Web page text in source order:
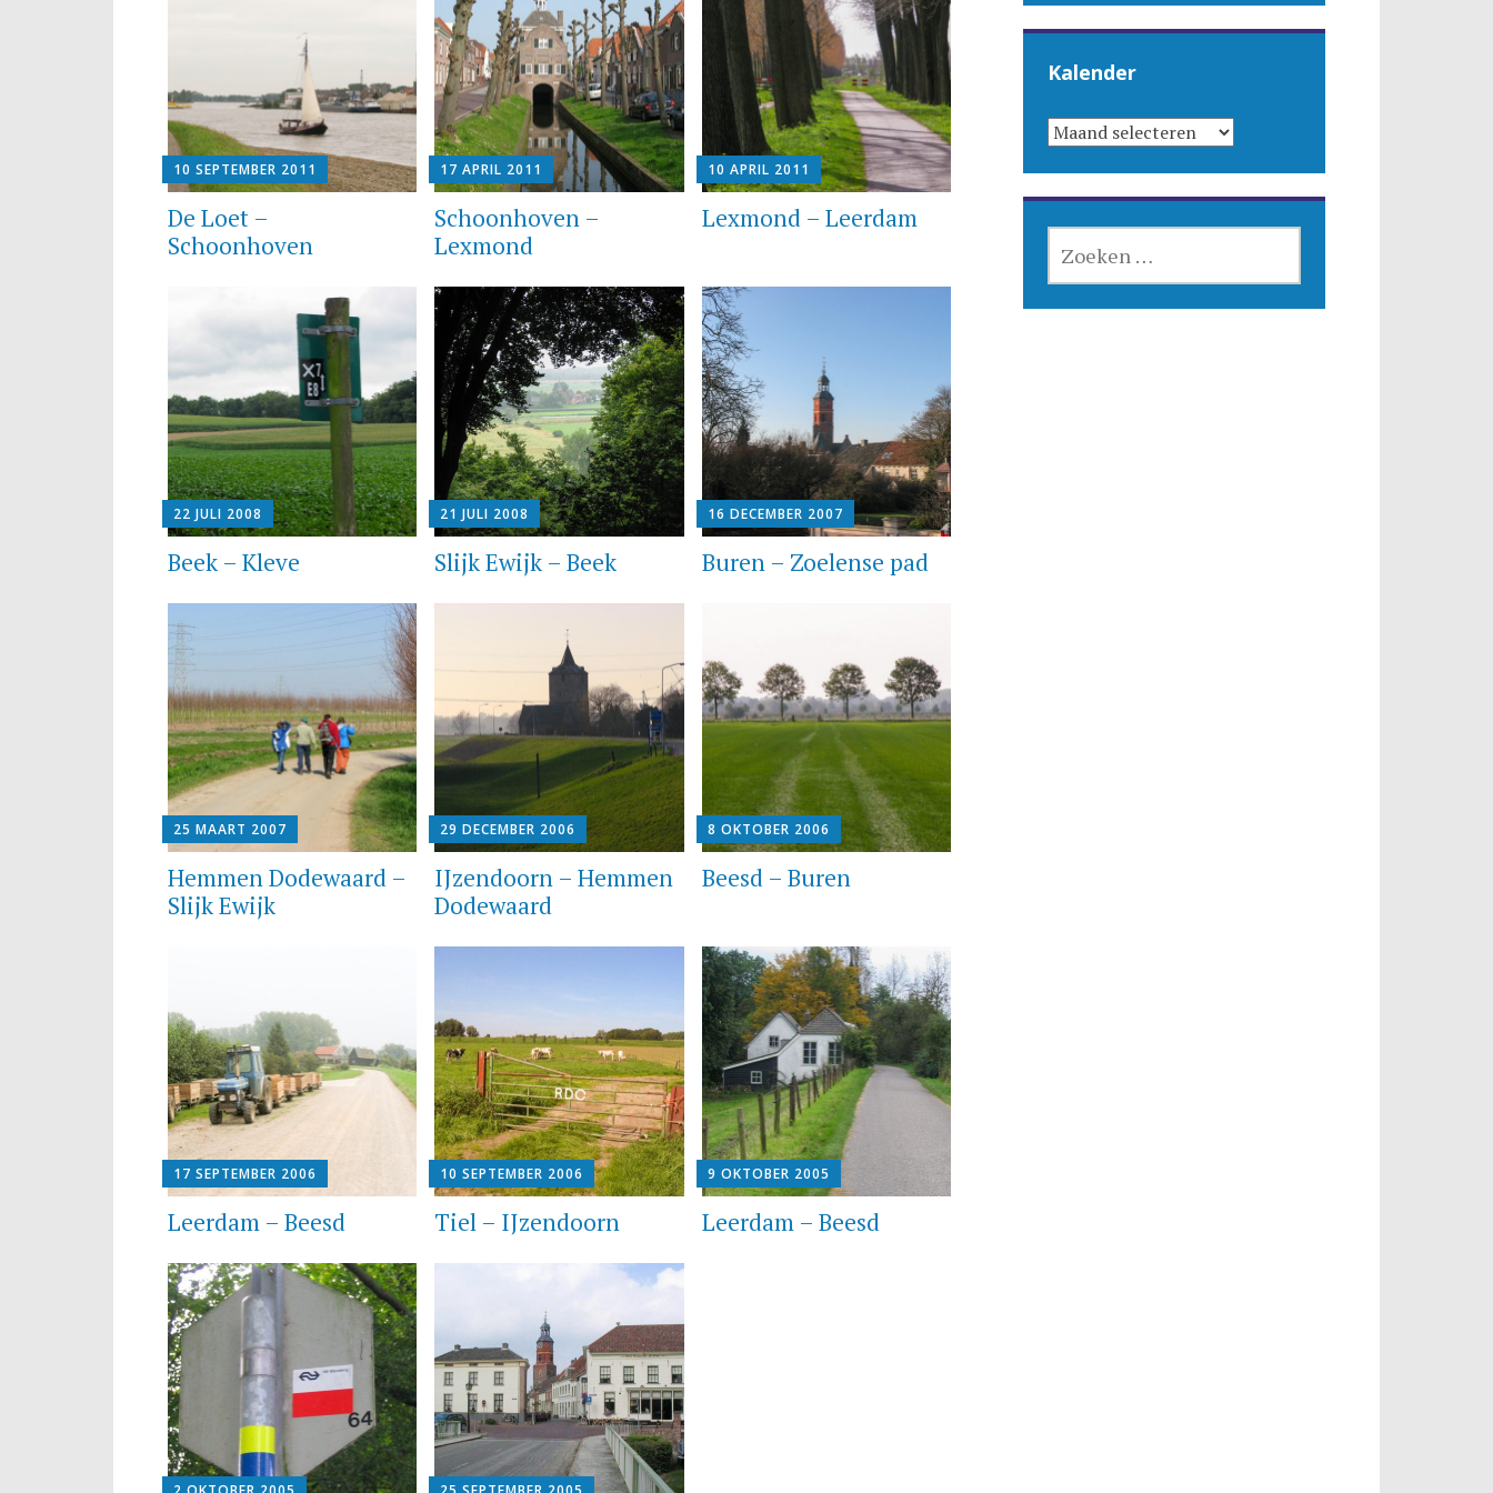
10 SEPTEMBER 2011
De Loet –
Schoonhoven
17 APRIL 2011
Schoonhoven –
Lexmond
10 APRIL 2011
Lexmond – Leerdam
22 JULI 2008
Beek – Kleve
21 JULI 2008
Slijk Ewijk – Beek
16 DECEMBER 2007
Buren – Zoelense pad
25 MAART 2007
Hemmen Dodewaard –
Slijk Ewijk
29 DECEMBER 2006
IJzendoorn – Hemmen
Dodewaard
8 OKTOBER 2006
Beesd – Buren
17 SEPTEMBER 2006
Leerdam – Beesd
10 SEPTEMBER 2006
Tiel – IJzendoorn
9 OKTOBER 2005
Leerdam – Beesd
Kalender
KALENDER
NAAR: